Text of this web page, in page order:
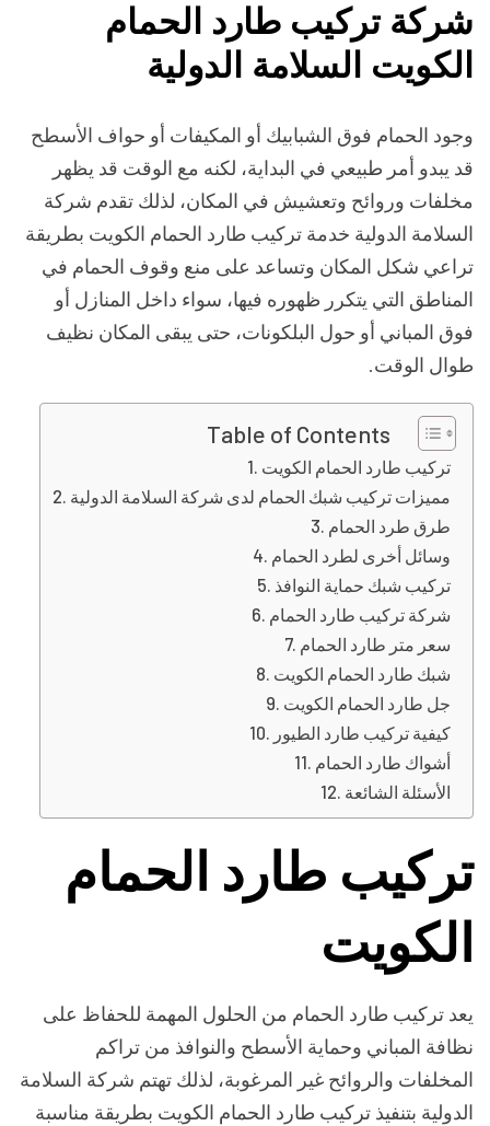
شركة تركيب طارد الحمام
الكويت السلامة الدولية
وجود الحمام فوق الشبابيك أو المكيفات أو حواف الأسطح
قد يبدو أمر طبيعي في البداية، لكنه مع الوقت قد يظهر
مخلفات وروائح وتعشيش في المكان، لذلك تقدم شركة
السلامة الدولية خدمة تركيب طارد الحمام الكويت بطريقة
تراعي شكل المكان وتساعد على منع وقوف الحمام في
المناطق التي يتكرر ظهوره فيها، سواء داخل المنازل أو
فوق المباني أو حول البلكونات، حتى يبقى المكان نظيف
طوال الوقت.
Table of Contents
تركيب طارد الحمام الكويت
مميزات تركيب شبك الحمام لدى شركة السلامة الدولية
طرق طرد الحمام
وسائل أخرى لطرد الحمام
تركيب شبك حماية النوافذ
شركة تركيب طارد الحمام
سعر متر طارد الحمام
شبك طارد الحمام الكويت
جل طارد الحمام الكويت
كيفية تركيب طارد الطيور
أشواك طارد الحمام
الأسئلة الشائعة
تركيب طارد الحمام
الكويت
يعد تركيب طارد الحمام من الحلول المهمة للحفاظ على
نظافة المباني وحماية الأسطح والنوافذ من تراكم
المخلفات والروائح غير المرغوبة، لذلك تهتم شركة السلامة
الدولية بتنفيذ تركيب طارد الحمام الكويت بطريقة مناسبة